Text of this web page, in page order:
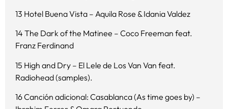
13 Hotel Buena Vista – Aquila Rose & Idania Valdez
14 The Dark of the Matinee – Coco Freeman feat.
Franz Ferdinand
15 High and Dry – El Lele de Los Van Van feat.
Radiohead (samples).
16 Canción adicional: Casablanca (As time goes by) –